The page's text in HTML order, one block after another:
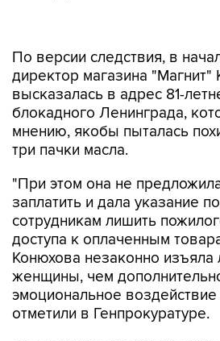
высказалась в адрес 81-
блокадного Ленинграда,
мнению, якобы пыталась
три пачки масла.
"При этом она не
сотрудникам лишить
доступа к оплаченным
Конюхова незаконно изъяла
женщины, чем
эмоциональное
отметили в Генпрокуратуре.
После инцидента блокадница